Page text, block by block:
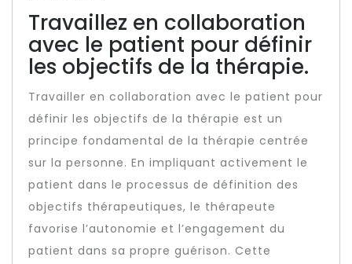
Travaillez en collaboration
avec le patient pour définir
les objectifs de la thérapie.
Travailler en collaboration avec le patient pour
définir les objectifs de la thérapie est un
principe fondamental de la thérapie centrée
sur la personne. En impliquant activement le
patient dans le processus de définition des
objectifs thérapeutiques, le thérapeute
favorise l’autonomie et l’engagement du
patient dans sa propre guérison. Cette